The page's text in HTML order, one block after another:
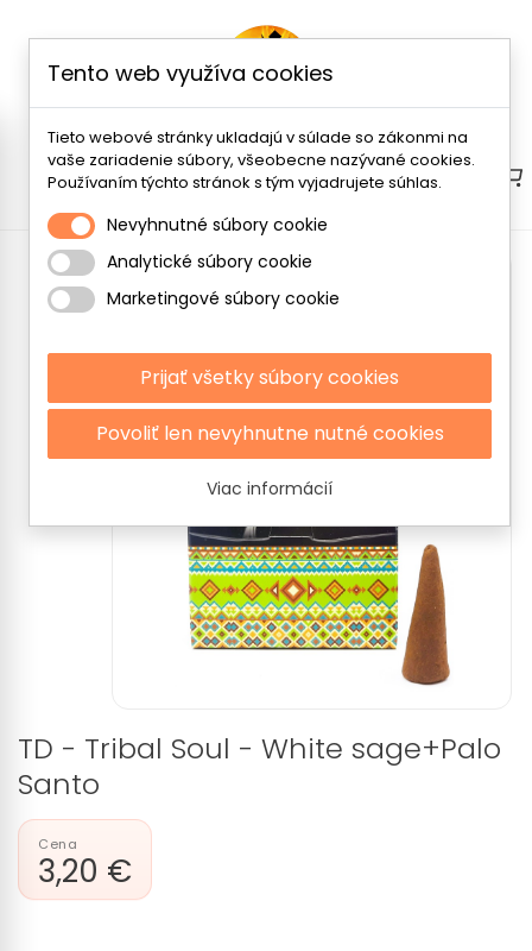
Menu
TD - Tribal Soul - White sage+Palo
Santo
3,20 €
Tento web využíva cookies
Tieto webové stránky ukladajú v súlade so zákonmi na
vaše zariadenie súbory, všeobecne nazývané cookies.
Používaním týchto stránok s tým vyjadrujete súhlas.
Nevyhnutné súbory cookie
Analytické súbory cookie
Marketingové súbory cookie
Prijať všetky súbory cookies
Povoliť len nevyhnutne nutné cookies
Viac informácií